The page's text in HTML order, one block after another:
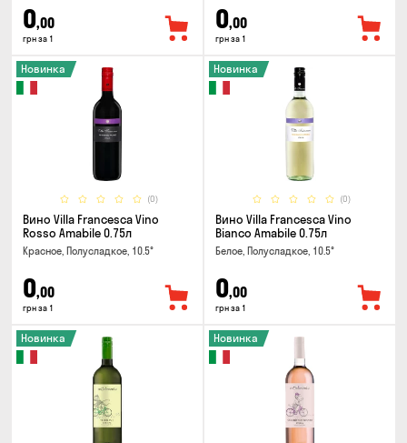
0,00
грн за 1
0,00
грн за 1
(0)
Новинка
Вино Villa Francesca Vino
Rosso Amabile 0.75л
Красное, Полусладкое, 10.5°
0,00
грн за 1
(0)
Новинка
Вино Villa Francesca Vino
Bianco Amabile 0.75л
Белое, Полусладкое, 10.5°
0,00
грн за 1
Новинка Новинка